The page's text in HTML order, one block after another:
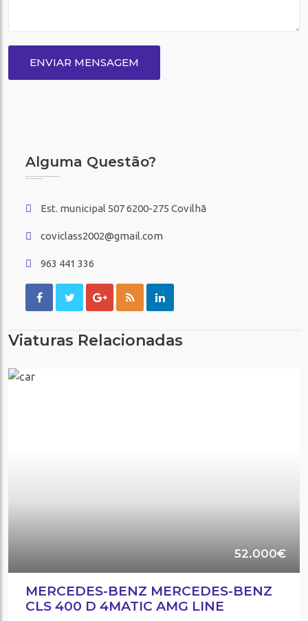
ENVIAR MENSAGEM
Alguma Questão?
Est. municipal 507 6200-275 Covilhã
coviclass2002@gmail.com
963 441 336
Viaturas Relacionadas
52.000€
MERCEDES-BENZ MERCEDES-BENZ
CLS 400 D 4MATIC AMG LINE